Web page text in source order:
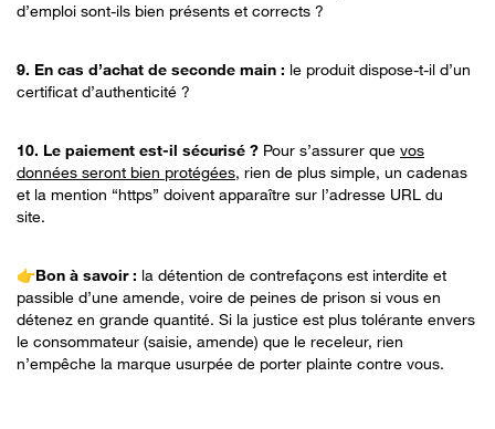
d’emploi sont-ils bien présents et corrects ?
9. En cas d’achat de seconde main : le produit dispose-t-il d’un
certificat d’authenticité ?
10. Le paiement est-il sécurisé ? Pour s’assurer que vos
données seront bien protégées, rien de plus simple, un cadenas
et la mention “https” doivent apparaître sur l’adresse URL du
site.
👉Bon à savoir : la détention de contrefaçons est interdite et
passible d’une amende, voire de peines de prison si vous en
détenez en grande quantité. Si la justice est plus tolérante envers
le consommateur (saisie, amende) que le receleur, rien
n’empêche la marque usurpée de porter plainte contre vous.